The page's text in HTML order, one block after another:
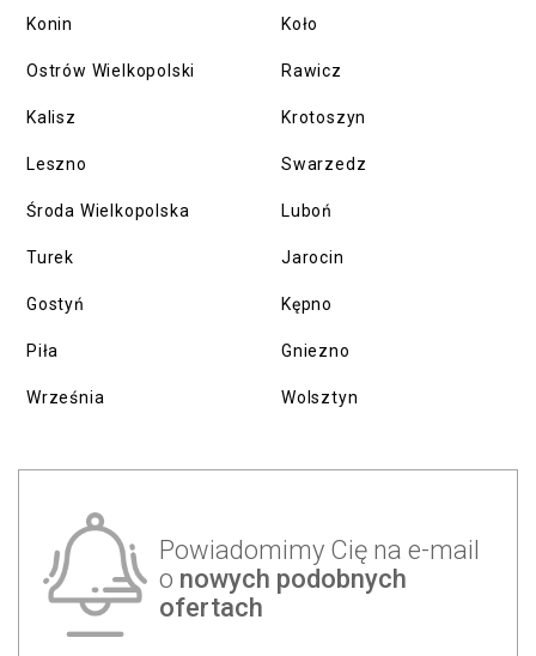
Konin
Ostrów Wielkopolski
Kalisz
Leszno
Środa Wielkopolska
Turek
Gostyń
Piła
Września
Koło
Rawicz
Krotoszyn
Swarzedz
Luboń
Jarocin
Kępno
Gniezno
Wolsztyn
Powiadomimy Cię na e-mail
o nowych podobnych
ofertach